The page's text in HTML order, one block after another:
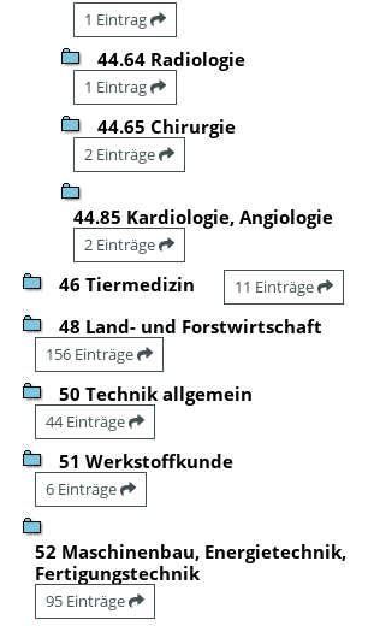
1 Eintrag
44.64 Radiologie
1 Eintrag
44.65 Chirurgie
2 Einträge
44.85 Kardiologie, Angiologie
2 Einträge
46 Tiermedizin 11 Einträge
48 Land- und Forstwirtschaft
156 Einträge
50 Technik allgemein
44 Einträge
51 Werkstoffkunde
6 Einträge
52 Maschinenbau, Energietechnik,
Fertigungstechnik
95 Einträge